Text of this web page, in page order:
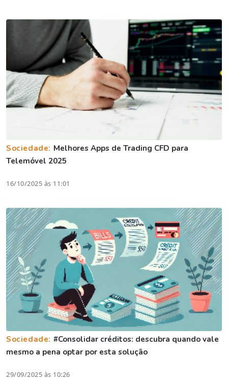
Sociedade: Melhores Apps de Trading CFD para
Telemóvel 2025
16/10/2025 às 11:01
Sociedade: #Consolidar créditos: descubra quando vale
mesmo a pena optar por esta solução
29/09/2025 às 10:26